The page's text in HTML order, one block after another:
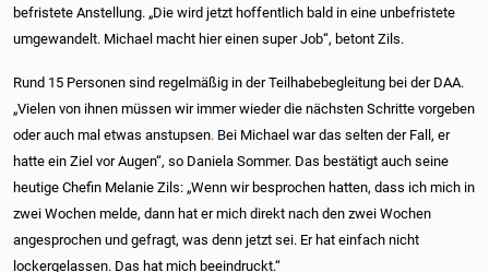
befristete Anstellung. „Die wird jetzt hoffentlich bald in eine unbefristete
umgewandelt. Michael macht hier einen super Job“, betont Zils.
Rund 15 Personen sind regelmäßig in der Teilhabebegleitung bei der DAA.
„Vielen von ihnen müssen wir immer wieder die nächsten Schritte vorgeben
oder auch mal etwas anstupsen. Bei Michael war das selten der Fall, er
hatte ein Ziel vor Augen“, so Daniela Sommer. Das bestätigt auch seine
heutige Chefin Melanie Zils: „Wenn wir besprochen hatten, dass ich mich in
zwei Wochen melde, dann hat er mich direkt nach den zwei Wochen
angesprochen und gefragt, was denn jetzt sei. Er hat einfach nicht
lockergelassen. Das hat mich beeindruckt.“